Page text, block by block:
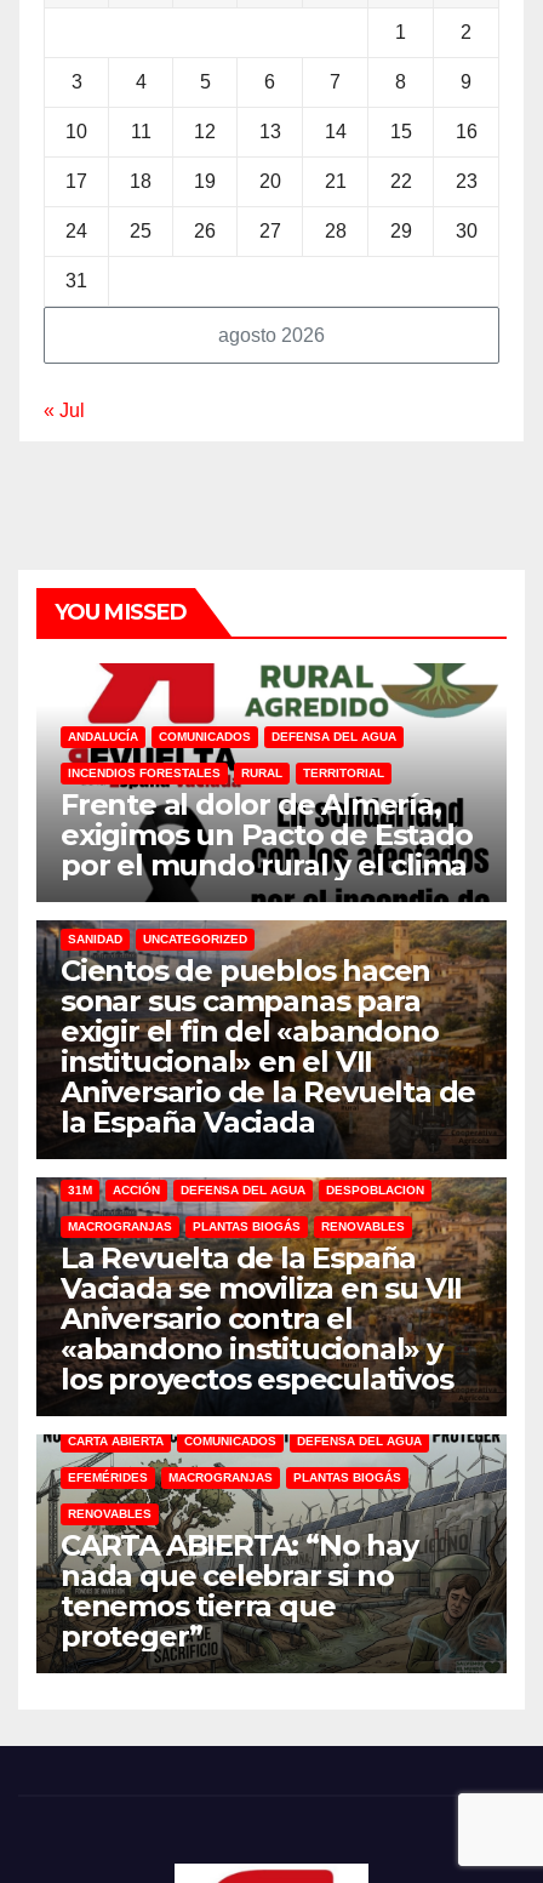
agosto 2026
1 2
3 4 5 6 7 8 9
10 11 12 13 14 15 16
17 18 19 20 21 22 23
24 25 26 27 28 29 30
31
« Jul
YOU MISSED
ANDALUCÍA COMUNICADOS DEFENSA DEL AGUA
INCENDIOS FORESTALES RURAL TERRITORIAL
Frente al dolor de Almería,
exigimos un Pacto de Estado
por el mundo rural y el clima
31M DEFENSA DEL AGUA DESPOBLACION FERROCARRIL
MACROGRANJAS PLANTAS BIOGÁS RENOVABLES
SANIDAD UNCATEGORIZED
Cientos de pueblos hacen
sonar sus campanas para
exigir el fin del «abandono
institucional» en el VII
Aniversario de la Revuelta de
la España Vaciada
31M ACCIÓN DEFENSA DEL AGUA DESPOBLACION
MACROGRANJAS PLANTAS BIOGÁS RENOVABLES
La Revuelta de la España
Vaciada se moviliza en su VII
Aniversario contra el
«abandono institucional» y
los proyectos especulativos
CARTA ABIERTA COMUNICADOS DEFENSA DEL AGUA
EFEMÉRIDES MACROGRANJAS PLANTAS BIOGÁS
RENOVABLES
CARTA ABIERTA: “No hay
nada que celebrar si no
tenemos tierra que
proteger”